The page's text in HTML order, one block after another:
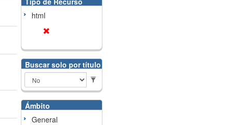
html
Buscar solo por título
Ámbito
General